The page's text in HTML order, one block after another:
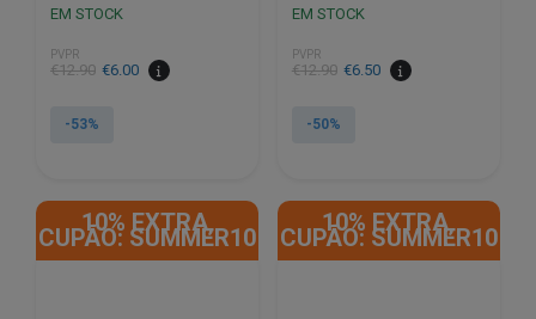
EM STOCK
PVPR
€12.90
O
original
€6.00
O
atual
-53%
EM STOCK
PVPR
€12.90
O
original
€6.50
O
atual
-50%
10% EXTRA,
CUPÃO: SUMMER10
10% EXTRA,
CUPÃO: SUMMER10